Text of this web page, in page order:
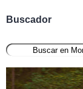
Buscador